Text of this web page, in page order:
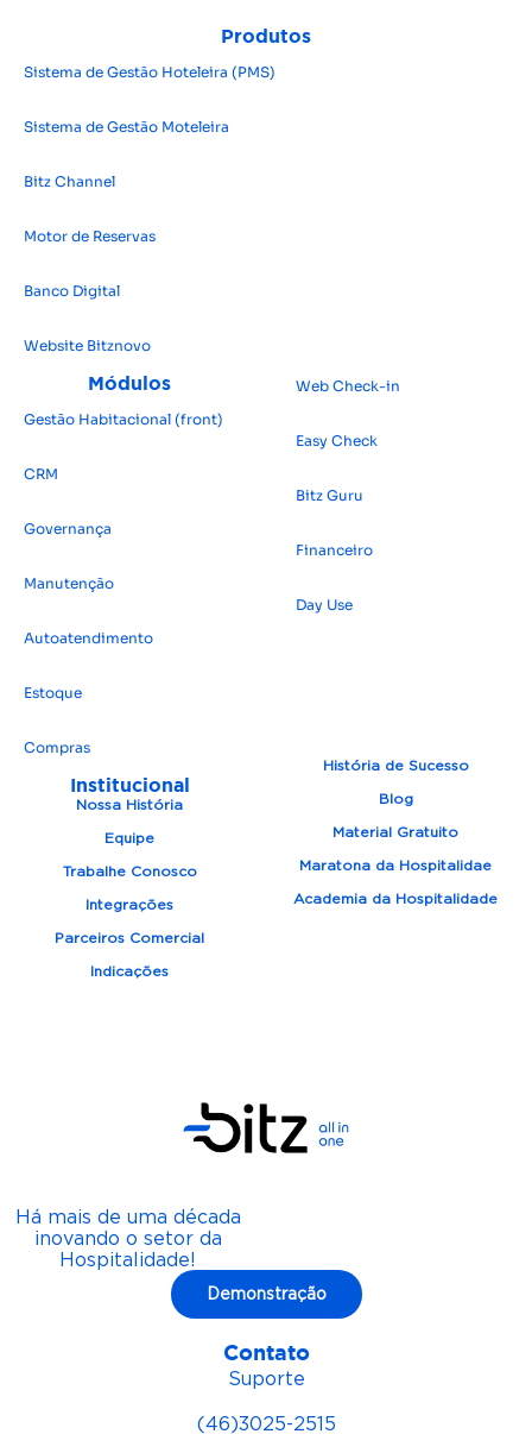
Produtos
Sistema de Gestão Hoteleira (PMS)
Sistema de Gestão Moteleira
Bitz Channel
Motor de Reservas
Banco Digital
Website Bitznovo
Módulos
Gestão Habitacional (front)
CRM
Governança
Manutenção
Autoatendimento
Estoque
Compras
Web Check-in
Easy Check
Bitz Guru
Financeiro
Day Use
Institucional
Nossa História
Equipe
Trabalhe Conosco
Integrações
Parceiros Comercial
Indicações
História de Sucesso
Blog
Material Gratuito
Maratona da Hospitalidae
Academia da Hospitalidade
Há mais de uma década
inovando o setor da
Hospitalidade!
Demonstração
Contato
Suporte
(46)3025-2515